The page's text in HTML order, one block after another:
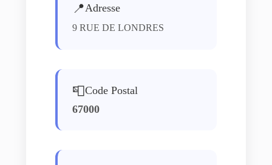
📍Adresse
9 RUE DE LONDRES
📮Code Postal
67000